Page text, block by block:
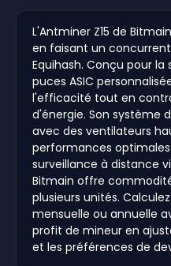
L'Antminer Z15 de
en faisant un
Equihash. Conçu pour
puces ASIC
l'efficacité tout en
d'énergie. Son système
avec des ventilateurs
performances
surveillance à distance
Bitmain offre
plusieurs unités.
mensuelle ou annuelle
profit de mineur en
et les préférences de